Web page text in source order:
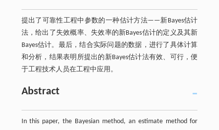
提出了可靠性工程中参数的一种估计方法——新Bayes估计
法，给出了失效概率、失效率的新Bayes估计的定义及其新
Bayes估计。最后，结合实际问题的数据，进行了具体计算
和分析，结果表明所提出的新Bayes估计法有效、可行，便
于工程技术人员在工程中应用。
Abstract
In this paper, the Bayesian method, an estimate method for